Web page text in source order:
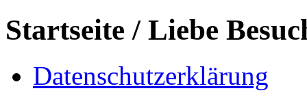
Startseite / Liebe
Datenschutzerklärung